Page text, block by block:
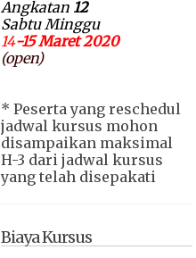
Angkatan 12
Sabtu Minggu
14-15 Maret2020
(open)
* Peserta yang reschedul
jadwal kursus mohon
disampaikan maksimal
H-3 dari jadwal kursus
yang telah disepakati
Biaya Kursus